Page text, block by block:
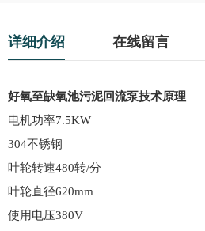
详细介绍 在线留言
好氧至缺氧池污泥回流泵技术原理
电机功率7.5KW
304不锈钢
叶轮转速480转/分
叶轮直径620mm
使用电压380V